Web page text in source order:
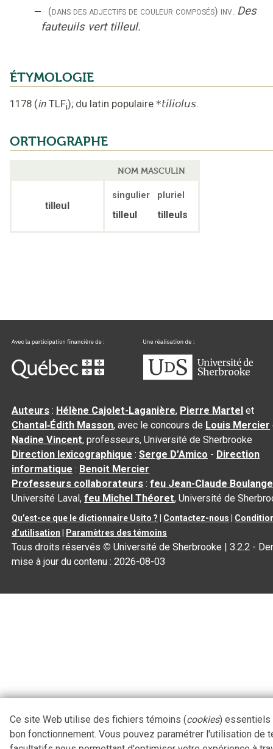
‒ (dans des adjectifs de couleur composés) inv. Des
fauteuils vert tilleul.
ÉTYMOLOGIE
1178 (in TLFi); du latin populaire *tiliolus.
ORTHOGRAPHE
NOM MASCULIN
tilleul
singulier pluriel
tilleul tilleuls
Auteurs : Hélène Cajolet-Laganière, Pierre Martel et
Chantal‑Édith Masson, avec le concours de Louis Mercier
Nadine Vincent, professeurs, Université de Sherbrooke
Direction lexicographique :Serge D’Amico - Direction
informatique : Benoit Mercier
Professeurs collaborateurs :feu Jean-Claude
Université Laval,feu Michel Théoret, Université de
Qu’est-ce que le dictionnaire Usito ? Contactez-nous
d’utilisation
Paramètres des témoins
Tous droits réservés © Université de Sherbrooke |3.2.2 -
mise à jour du contenu :2026-08-03
Ce site Web utilise des fichiers témoins (cookies) essentiels
bon fonctionnement. Vous pouvez paramétrer l'utilisation de